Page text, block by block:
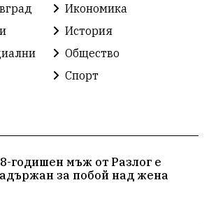
Министерски съвет
побой алкохол
АМ Струма Белица
медии
Икономика
История
Общество
Спорт
годишен мъж от Разлог е
за побой над жена